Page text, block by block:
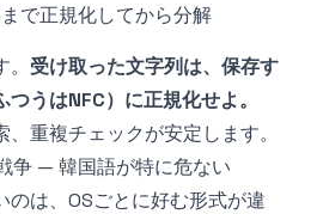
で正規化してから分解
受け取った文字列は、保存す
うはNFC）に正規化せよ。
重複チェックが安定します。
争 — 韓国語が特に危ない
のは、OSごとに好む形式が違